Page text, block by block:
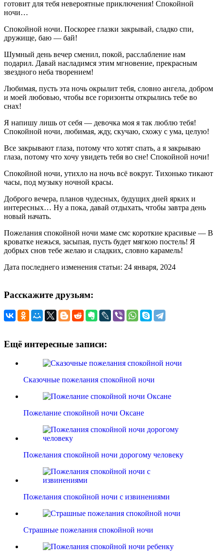
готовит для тебя невероятные приключения! Спокойной
ночи…
Спокойной ночи. Поскорее глазки закрывай, сладко спи,
дружище, баю — бай!
Шумный день вечер сменил, покой, расслабление нам
подарил. Давай насладимся этим мгновение, прекрасным
звездного неба творением!
Любимая, пусть эта ночь окрылит тебя, словно ангела, добром
и моей любовью, чтобы все горизонты открылись тебе во
снах!
Я напишу лишь от себя — девочка моя я так люблю тебя!
Спокойной ночи, любимая, жду, скучаю, схожу с ума, целую!
Все закрывают глаза, потому что хотят спать, а я закрываю
глаза, потому что хочу увидеть тебя во сне! Спокойной ночи!
Спокойной ночи, утихло на ночь всё вокруг. Тихонько тикают
часы, под музыку ночной красы.
Доброго вечера, планов чудесных, будущих дней ярких и
интересных… Ну а пока, давай отдыхать, чтобы завтра день
новый начать.
Пожелания спокойной ночи маме смс короткие красивые — В
кроватке нежься, засыпая, пусть будет мягкою постель! Я
добрых снов тебе желаю и сладких, словно карамель!
Дата последнего изменения статьи: 24 января, 2024
Расскажите друзьям:
Ещё интересные записи:
Сказочные пожелания спокойной ночи
Пожелание спокойной ночи Оксане
Пожелания спокойной ночи дорогому человеку
Пожелания спокойной ночи с извинениями
Страшные пожелания спокойной ночи